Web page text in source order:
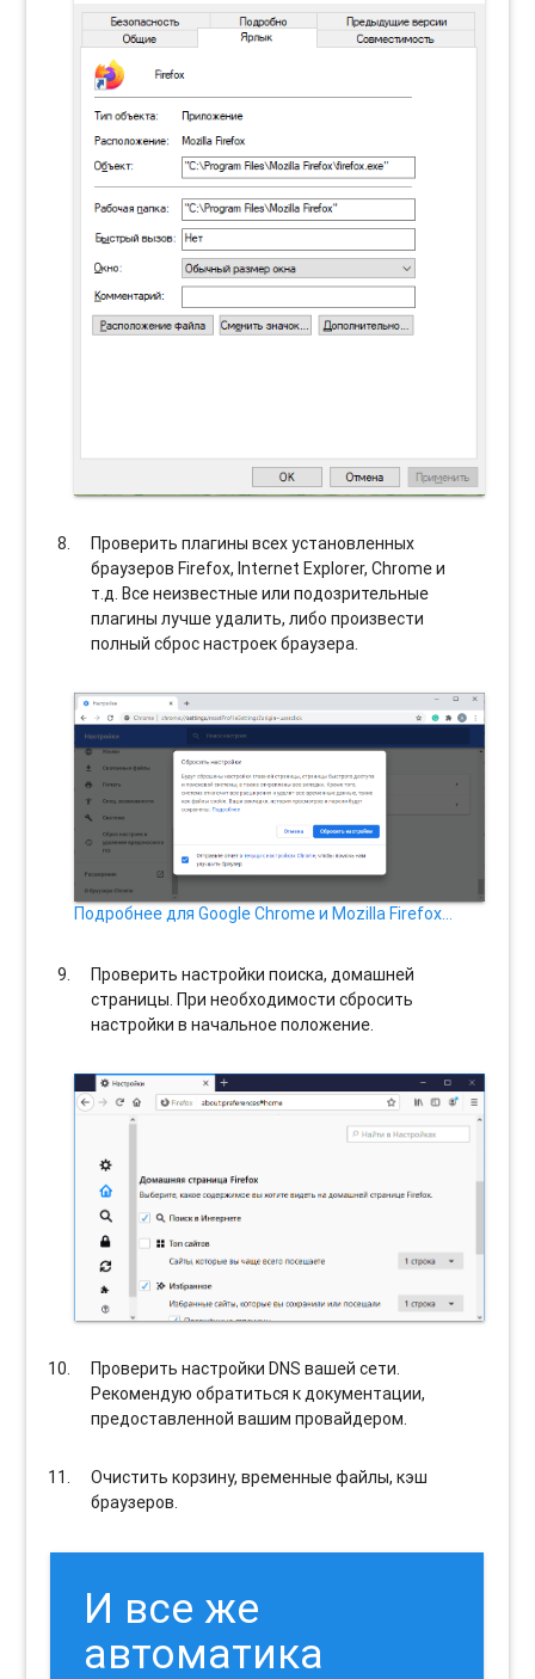
Проверить плагины всех установленных
браузеров Firefox, Internet Explorer, Chrome и
т.д. Все неизвестные или подозрительные
плагины лучше удалить, либо произвести
полный сброс настроек браузера.
Подробнее для Google Chrome и Mozilla Firefox…
Проверить настройки поиска, домашней
страницы. При необходимости сбросить
настройки в начальное положение.
Проверить настройки DNS вашей сети.
Рекомендую обратиться к документации,
предоставленной вашим провайдером.
Очистить корзину, временные файлы, кэш
браузеров.
И все же
автоматика